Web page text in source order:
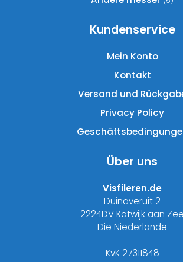
Kundenservice
Mein Konto
Kontakt
Versand und
Privacy Policy
Über uns
Visfileren.de
Duinaveruit 2
2224DV Katwijk aan Zee
Die Niederlande
KvK 27311848